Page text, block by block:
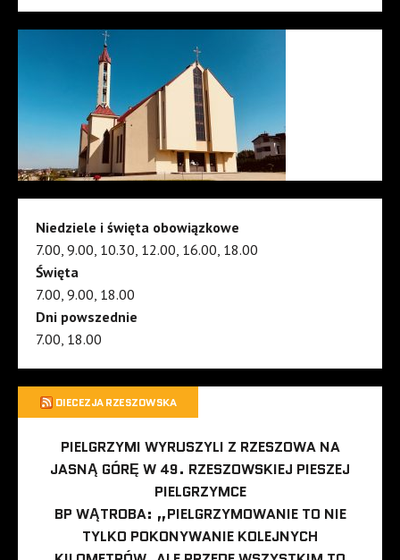
Niedziele i święta obowiązkowe
7.00, 9.00, 10.30, 12.00, 16.00, 18.00
Święta
7.00, 9.00, 18.00
Dni powszednie
7.00, 18.00
DIECEZJA RZESZOWSKA
PIELGRZYMI WYRUSZYLI Z RZESZOWA NA
JASNĄ GÓRĘ W 49. RZESZOWSKIEJ PIESZEJ
PIELGRZYMCE
BP WĄTROBA: „PIELGRZYMOWANIE TO NIE
TYLKO POKONYWANIE KOLEJNYCH